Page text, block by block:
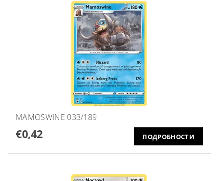
MAMOSWINE 033/189
€0,42 ПОДРОБНОСТИ